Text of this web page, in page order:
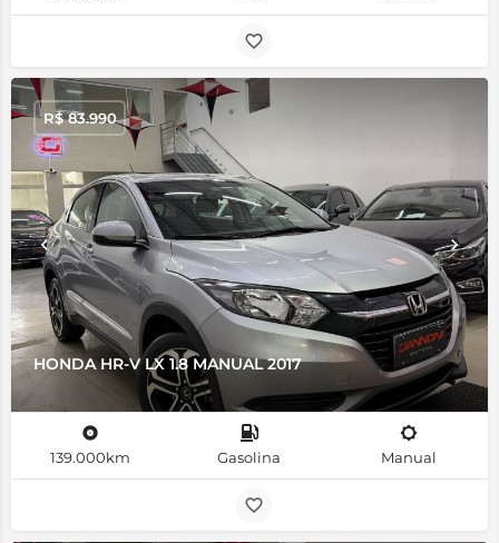
HONDA HR-V LX 1.8 MANUAL 2017
R$83.990
139.000km Gasolina Manual